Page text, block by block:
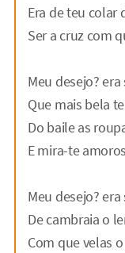
Era de teu colar
Ser a cruz com
Meu desejo?
Que mais bela
Do baile as
E mira-te
Meu desejo?
De cambraia o
Com que velas